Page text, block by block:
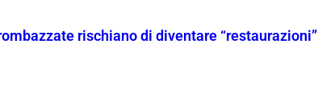
rischiano di diventare “restaurazioni”